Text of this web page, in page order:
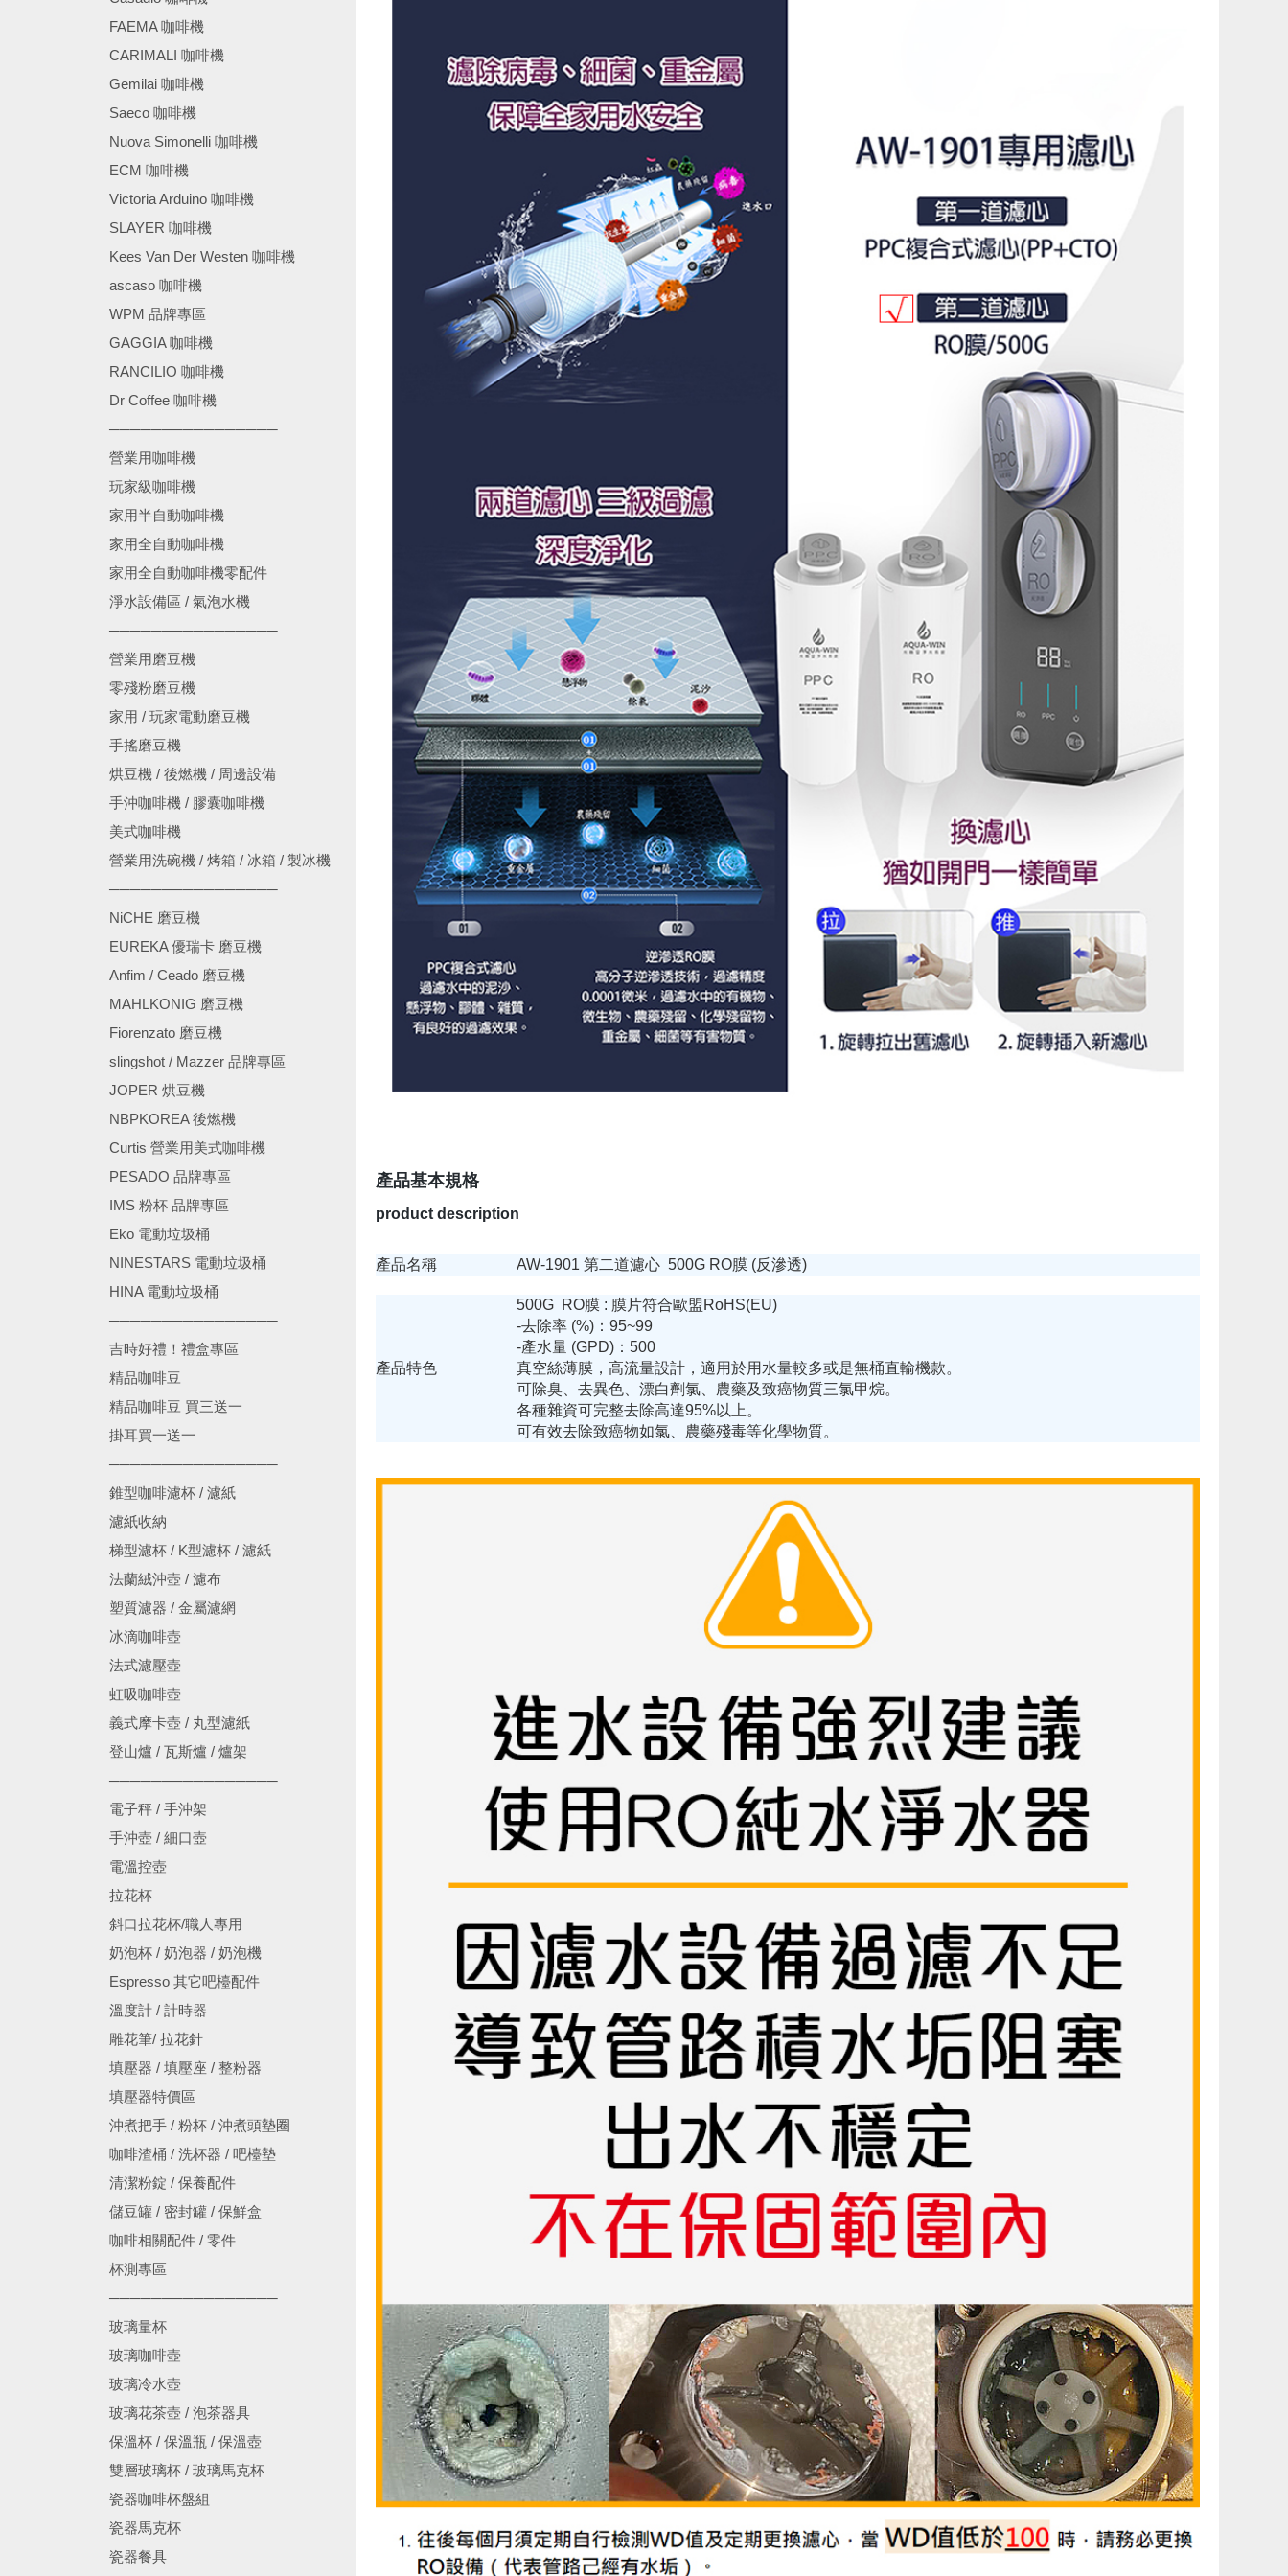
FAEMA 咖啡機
CARIMALI 咖啡機
Gemilai 咖啡機
Saeco 咖啡機
Nuova Simonelli 咖啡機
ECM 咖啡機
Victoria Arduino 咖啡機
SLAYER 咖啡機
Kees Van Der Westen 咖啡機
ascaso 咖啡機
WPM 品牌專區
GAGGIA 咖啡機
RANCILIO 咖啡機
Dr Coffee 咖啡機
────────────────
營業用咖啡機
玩家級咖啡機
家用半自動咖啡機
家用全自動咖啡機
家用全自動咖啡機零配件
淨水設備區 / 氣泡水機
────────────────
營業用磨豆機
零殘粉磨豆機
家用 / 玩家電動磨豆機
手搖磨豆機
烘豆機 / 後燃機 / 周邊設備
手沖咖啡機 / 膠囊咖啡機
美式咖啡機
營業用洗碗機 / 烤箱 / 冰箱 / 製冰機
────────────────
NiCHE 磨豆機
EUREKA 優瑞卡 磨豆機
Anfim / Ceado 磨豆機
MAHLKONIG 磨豆機
Fiorenzato 磨豆機
slingshot / Mazzer 品牌專區
JOPER 烘豆機
NBPKOREA 後燃機
Curtis 營業用美式咖啡機
PESADO 品牌專區
IMS 粉杯 品牌專區
Eko 電動垃圾桶
NINESTARS 電動垃圾桶
HINA 電動垃圾桶
────────────────
吉時好禮！禮盒專區
精品咖啡豆
精品咖啡豆 買三送一
掛耳買一送一
────────────────
錐型咖啡濾杯 / 濾紙
濾紙收納
梯型濾杯 / K型濾杯 / 濾紙
法蘭絨沖壺 / 濾布
塑質濾器 / 金屬濾網
冰滴咖啡壺
法式濾壓壺
虹吸咖啡壺
義式摩卡壺 / 丸型濾紙
登山爐 / 瓦斯爐 / 爐架
────────────────
電子秤 / 手沖架
手沖壺 / 細口壺
電溫控壺
拉花杯
斜口拉花杯/職人專用
奶泡杯 / 奶泡器 / 奶泡機
Espresso 其它吧檯配件
溫度計 / 計時器
雕花筆/ 拉花針
填壓器 / 填壓座 / 整粉器
填壓器特價區
沖煮把手 / 粉杯 / 沖煮頭墊圈
咖啡渣桶 / 洗杯器 / 吧檯墊
清潔粉錠 / 保養配件
儲豆罐 / 密封罐 / 保鮮盒
咖啡相關配件 / 零件
杯測專區
────────────────
玻璃量杯
玻璃咖啡壺
玻璃冷水壺
玻璃花茶壺 / 泡茶器具
保溫杯 / 保溫瓶 / 保溫壺
雙層玻璃杯 / 玻璃馬克杯
瓷器咖啡杯盤組
瓷器馬克杯
瓷器餐具
產品基本規格
product description
產品名稱 AW-1901 第二道濾心 500G RO膜 (反滲透)
產品特色
500G RO膜 : 膜片符合歐盟RoHS(EU)
-去除率 (%)：95~99
-產水量 (GPD)：500
真空絲薄膜，高流量設計，適用於用水量較多或是無桶直輸機款。
可除臭、去異色、漂白劑氯、農藥及致癌物質三氯甲烷。
各種雜資可完整去除高達95%以上。
可有效去除致癌物如氯、農藥殘毒等化學物質。